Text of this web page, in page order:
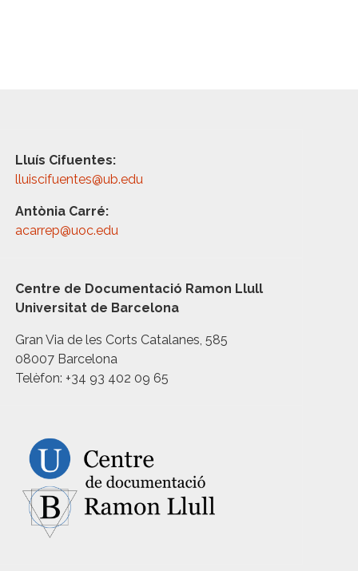
Lluís Cifuentes:
lluiscifuentes@ub.edu
Antònia Carré:
acarrep@uoc.edu
Centre de Documentació Ramon Llull
Universitat de Barcelona
Gran Via de les Corts Catalanes, 585
08007 Barcelona
Telèfon: +34 93 402 09 65